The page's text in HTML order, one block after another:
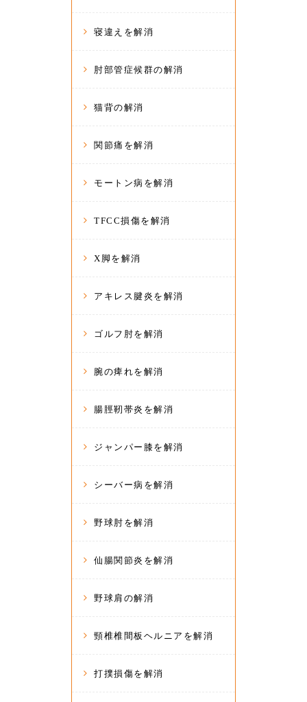
寝違えを解消
肘部管症候群の解消
猫背の解消
関節痛を解消
モートン病を解消
TFCC損傷を解消
X脚を解消
アキレス腱炎を解消
ゴルフ肘を解消
腕の痺れを解消
腸脛靭帯炎を解消
ジャンパー膝を解消
シーバー病を解消
野球肘を解消
仙腸関節炎を解消
野球肩の解消
頸椎椎間板ヘルニアを解消
打撲損傷を解消